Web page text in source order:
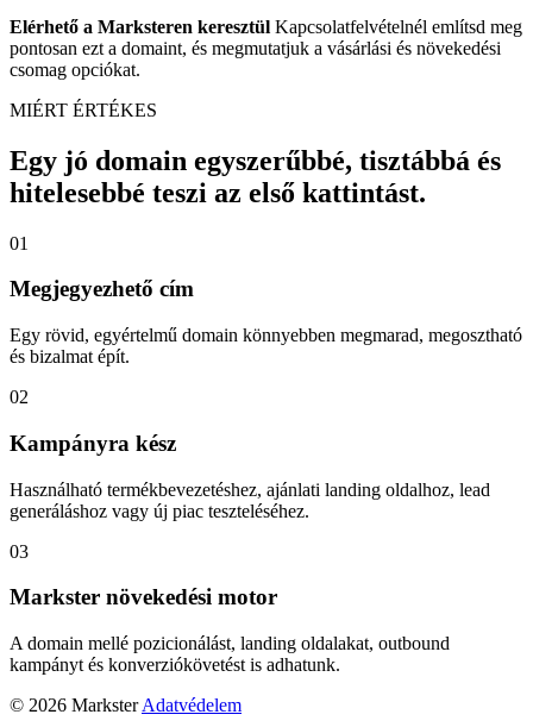
Elérhető a Marksteren keresztül Kapcsolatfelvételnél említsd meg
pontosan ezt a domaint, és megmutatjuk a vásárlási és növekedési
csomag opciókat.
MIÉRT ÉRTÉKES
Egy jó domain egyszerűbbé, tisztábbá és
hitelesebbé teszi az első kattintást.
01
Megjegyezhető cím
Egy rövid, egyértelmű domain könnyebben megmarad, megosztható
és bizalmat épít.
02
Kampányra kész
Használható termékbevezetéshez, ajánlati landing oldalhoz, lead
generáláshoz vagy új piac teszteléséhez.
03
Markster növekedési motor
A domain mellé pozicionálást, landing oldalakat, outbound
kampányt és konverziókövetést is adhatunk.
© 2026 Markster Adatvédelem